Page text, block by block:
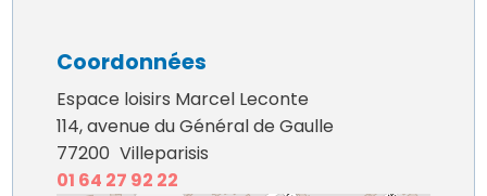
Coordonnées
Espace loisirs Marcel Leconte
114, avenue du Général de Gaulle
77200 Villeparisis
01 64 27 92 22